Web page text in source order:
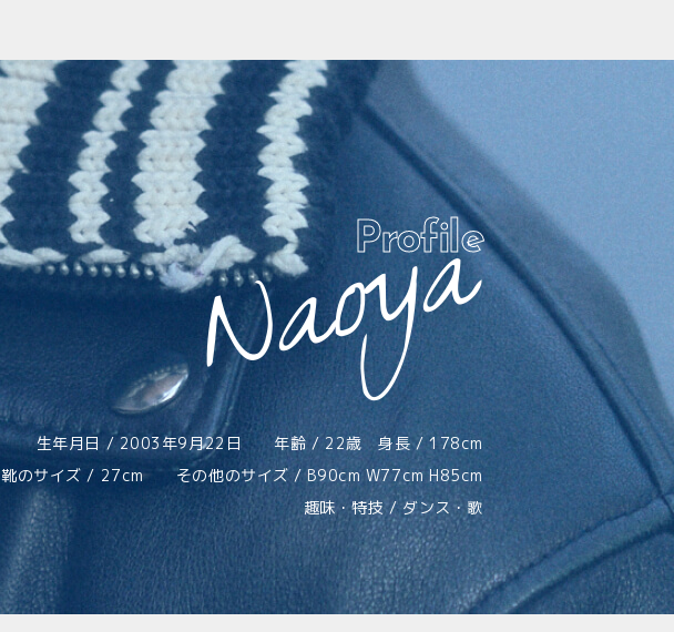
Profile
Naoya
生年月日 / 2003年9月22日年齢 / 22歳 身長 / 178cm
靴のサイズ / 27cmその他のサイズ / B90cm W77cm H85cm
趣味・特技 / ダンス・歌